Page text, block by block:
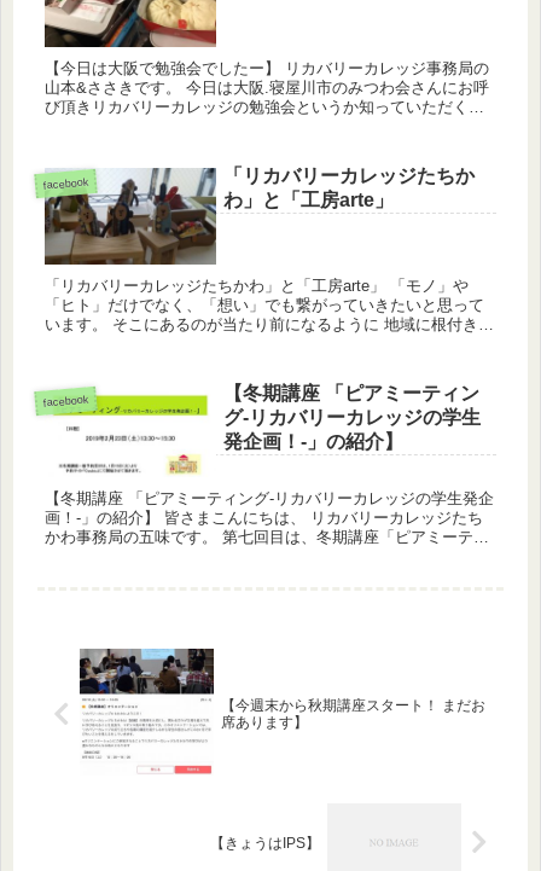
【今日は大阪で勉強会でしたー】 リカバリーカレッジ事務局の
山本&ささきです。 今日は大阪.寝屋川市のみつわ会さんにお呼
び頂きリカバリーカレッジの勉強会というか知っていただく機
facebook
「リカバリーカレッジたちか
わ」と「工房arte」
「リカバリーカレッジたちかわ」と「工房arte」 「モノ」や
「ヒト」だけでなく、「想い」でも繋がっていきたいと思って
います。 そこにあるのが当たり前になるように 地域に根付き、
facebook
【冬期講座 「ピアミーティン
グ-リカバリーカレッジの学生
発企画！-」の紹介】
【冬期講座 「ピアミーティング-リカバリーカレッジの学生発企
画！-」の紹介】 皆さまこんにちは、 リカバリーカレッジたち
かわ事務局の五味です。 第七回目は、冬期講座「ピアミーティ
【今週末から秋期講座スタート！ まだお
席あります】
【きょうはIPS】